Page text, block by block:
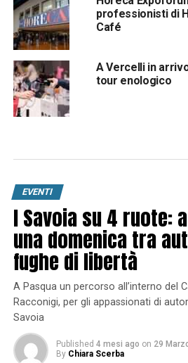
professionisti di
Café
A Vercelli in
tour enologico
EVENTI
I Savoia su 4 ruote:
una domenica tra
fughe di libertà
A Pasqua un percorso all’interno del
Racconigi, per gli appassionati di
Savoia
Published 4 mesi ago on 29
By Chiara Scerba